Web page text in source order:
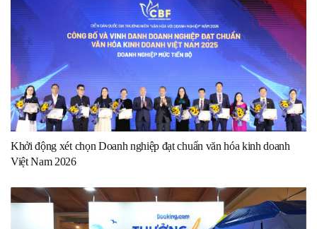
Khởi động xét chọn Doanh nghiệp đạt chuẩn văn hóa kinh doanh
Việt Nam 2026